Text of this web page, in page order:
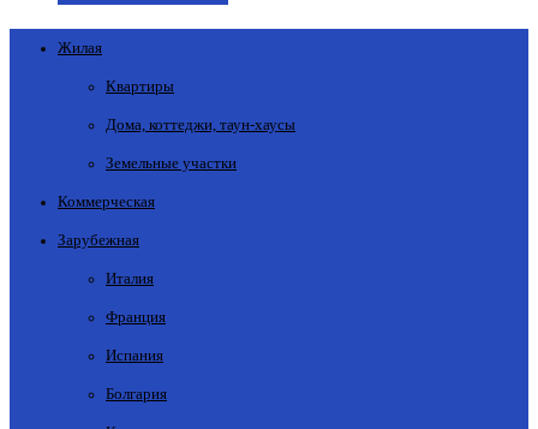
Жилая
Квартиры
Дома, коттеджи, таун-хаусы
Земельные участки
Коммерческая
Зарубежная
Италия
Франция
Испания
Болгария